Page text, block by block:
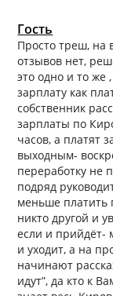
Гость
Просто треш, на
отзывов нет,
это одно и то же
зарплату как
собственник
зарплаты по
часов, а платят
выходным-
переработку не
подряд
меньше платить
никто другой и
если и прийдёт-
и уходит, а на
начинают
идут”, да кто к